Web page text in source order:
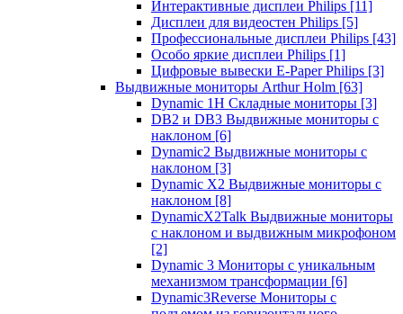
Интерактивные дисплеи Philips [11]
Дисплеи для видеостен Philips [5]
Профессиональные дисплеи Philips [43]
Особо яркие дисплеи Philips [1]
Цифровые вывески E-Paper Philips [3]
Выдвижные мониторы Arthur Holm [63]
Dynamic 1Н Складные мониторы [3]
DB2 и DB3 Выдвижные мониторы с
наклоном [6]
Dynamic2 Выдвижные мониторы с
наклоном [3]
Dynamic X2 Выдвижные мониторы с
наклоном [8]
DynamicX2Talk Выдвижные мониторы
с наклоном и выдвижным микрофоном
[2]
Dynamic 3 Мониторы с уникальным
механизмом трансформации [6]
Dynamic3Reverse Мониторы с